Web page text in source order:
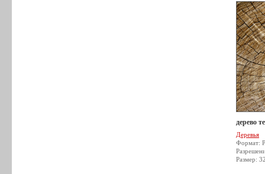
дерево
Деревья
Формат:
Размер: